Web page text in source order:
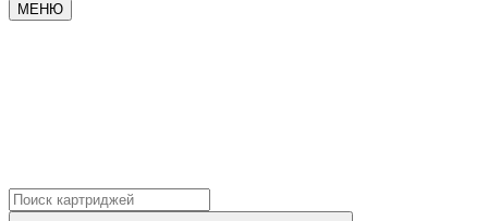
МЕНЮ